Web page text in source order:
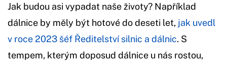
Jak budou asi vypadat naše životy? Například
dálnice by měly být hotové do deseti let, jak uvedl
v roce 2023 šéf Ředitelství silnic a dálnic. S
tempem, kterým doposud dálnice u nás rostou,